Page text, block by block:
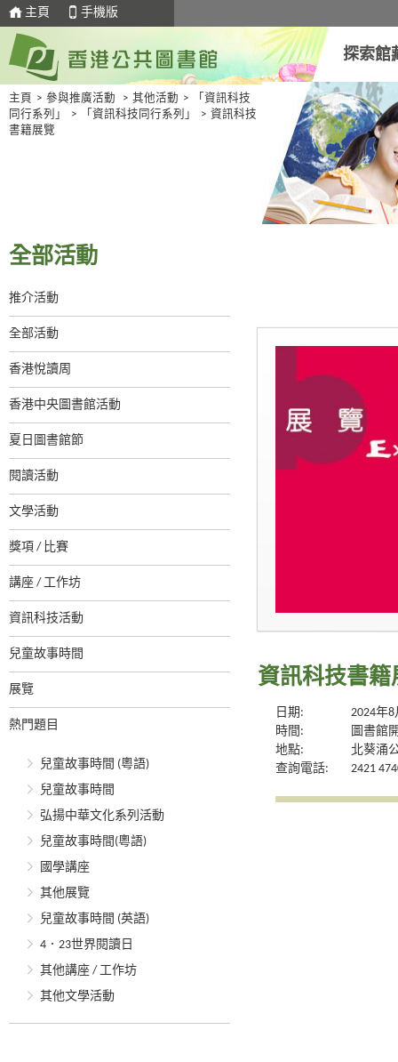
主頁 手機版
探索館
主頁 > 參與推廣活動 > 其他活動 >
「資訊科技
同行系列」
> 「資訊科技同行系列」 > 資訊科技
書籍展覽
全部活動
推介活動
全部活動
香港悅讀周
香港中央圖書館活動
夏日圖書館節
閱讀活動
文學活動
獎項 / 比賽
講座 / 工作坊
資訊科技活動
兒童故事時間
展覽
熱門題目
兒童故事時間 (粵語)
兒童故事時間
弘揚中華文化系列活動
兒童故事時間(粵語)
國學講座
其他展覽
兒童故事時間 (英語)
4．23世界閱讀日
其他講座 / 工作坊
其他文學活動
資訊科技書籍
日期:
2024年
時間:
圖書館
地點:
北葵涌
查詢電話:
2421